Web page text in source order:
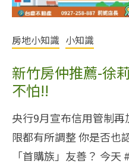
房地小知識 小知識
新竹房仲推薦-徐
不怕!!
央行9月宣布信用管制
限都有所調整 你是否也
「首購族」友善？ 今